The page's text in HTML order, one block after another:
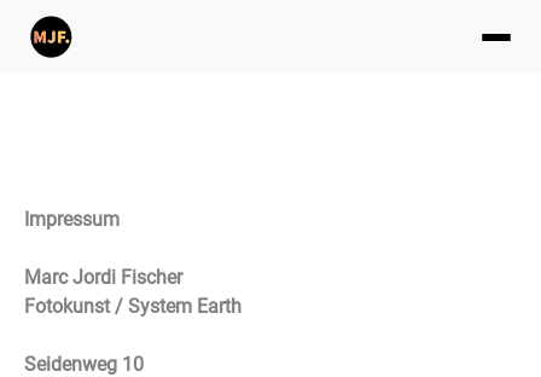
Impressum
Marc Jordi Fischer
Fotokunst / System Earth
Seidenweg 10